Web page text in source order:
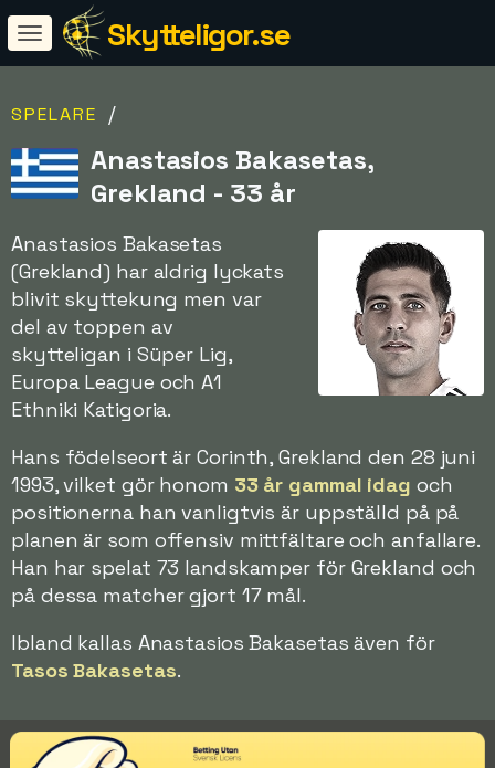
Skytteligor.se
SPELARE /
Anastasios Bakasetas,
Grekland - 33 år
Anastasios Bakasetas
(Grekland) har aldrig lyckats
blivit skyttekung men var
del av toppen av
skytteligan i Süper Lig,
Europa League och A1
Ethniki Katigoria.
Hans födelseort är Corinth, Grekland den 28 juni
1993, vilket gör honom 33 år gammal idag och
positionerna han vanligtvis är uppställd på på
planen är som offensiv mittfältare och anfallare.
Han har spelat 73 landskamper för Grekland och
på dessa matcher gjort 17 mål.
Ibland kallas Anastasios Bakasetas även för
Tasos Bakasetas.